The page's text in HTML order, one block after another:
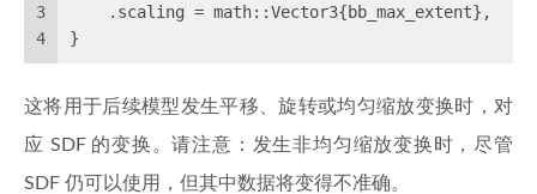
3
4
    .scaling = math::Vector3{bb_max_extent},
}
这将用于后续模型发生平移、旋转或均匀缩放变换时，对
应 SDF 的变换。请注意：发生非均匀缩放变换时，尽管
SDF 仍可以使用，但其中数据将变得不准确。